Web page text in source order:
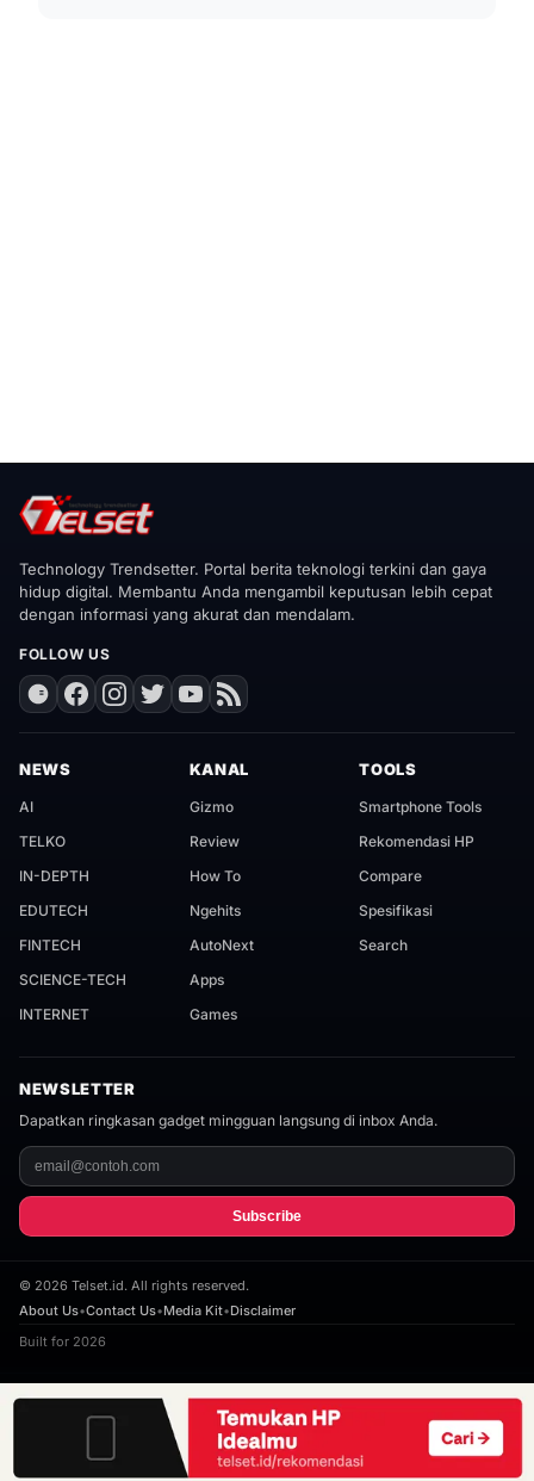
Technology Trendsetter. Portal berita teknologi terkini dan gaya
hidup digital. Membantu Anda mengambil keputusan lebih cepat
dengan informasi yang akurat dan mendalam.
FOLLOW US
NEWS
AI
TELKO
IN-DEPTH
EDUTECH
FINTECH
SCIENCE-TECH
INTERNET
KANAL
Gizmo
Review
How To
Ngehits
AutoNext
Apps
Games
TOOLS
Smartphone Tools
Rekomendasi HP
Compare
Spesifikasi
Search
NEWSLETTER
Dapatkan ringkasan gadget mingguan langsung di inbox Anda.
Subscribe
© 2026 Telset.id. All rights reserved.
About Us•Contact Us•Media Kit•Disclaimer
Built for 2026